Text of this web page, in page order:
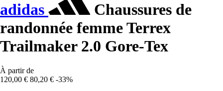
adidas
Chaussures de
randonnée femme Terrex
Trailmaker 2.0 Gore-Tex
À partir de
120,00 € 80,20 € -33%